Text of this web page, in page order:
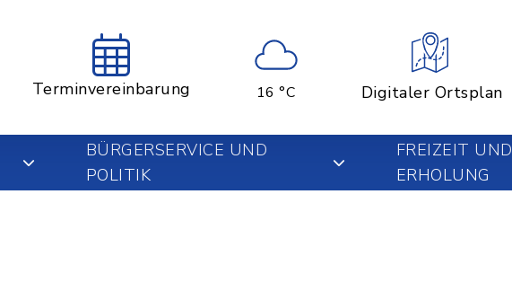
Terminvereinbarung 16 °C Digitaler Ortsplan
BÜRGERSERVICE UND
POLITIK
FREIZEIT UND
ERHOLUNG